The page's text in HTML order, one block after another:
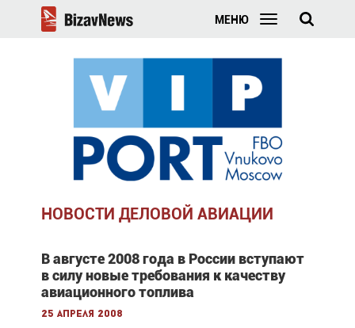
МЕНЮ
НОВОСТИ ДЕЛОВОЙ АВИАЦИИ
В августе 2008 года в России вступают
в силу новые требования к качеству
авиационного топлива
25 апреля 2008